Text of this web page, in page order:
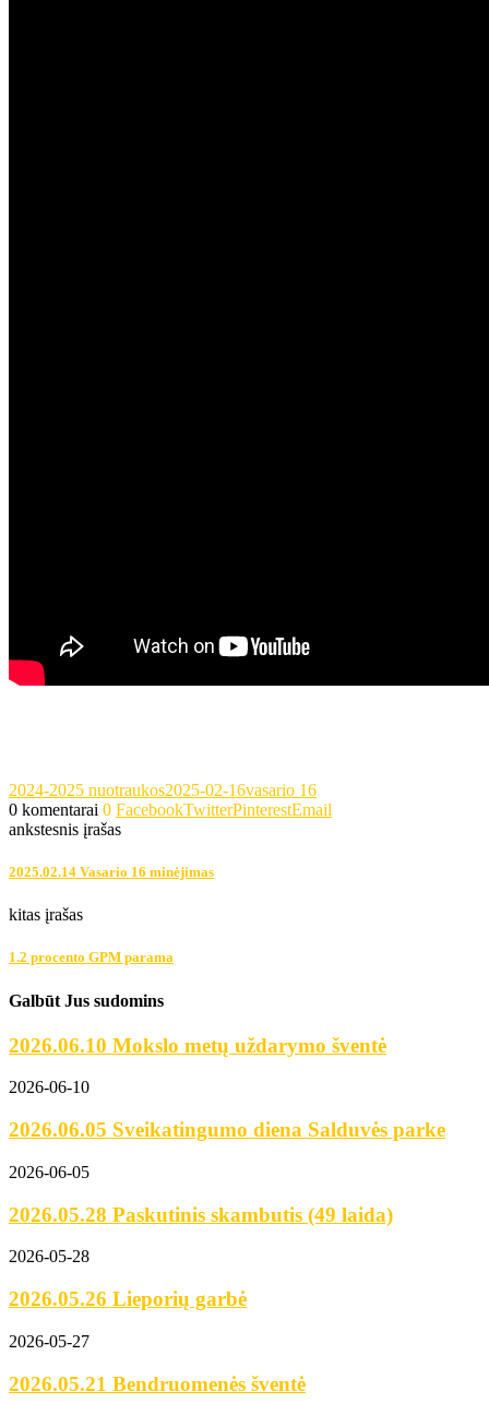
2024-2025 nuotraukos2025-02-16vasario 16
0 komentarai 0 FacebookTwitterPinterestEmail
ankstesnis įrašas
2025.02.14 Vasario 16 minėjimas
kitas įrašas
1.2 procento GPM parama
Galbūt Jus sudomins
2026.06.10 Mokslo metų uždarymo šventė
2026-06-10
2026.06.05 Sveikatingumo diena Salduvės parke
2026-06-05
2026.05.28 Paskutinis skambutis (49 laida)
2026-05-28
2026.05.26 Lieporių garbė
2026-05-27
2026.05.21 Bendruomenės šventė